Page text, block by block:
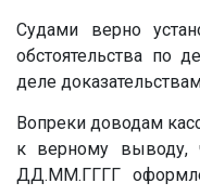
Судами верно
обстоятельства по
деле
Вопреки доводам
к верному выводу,
ДД.ММ.ГГГГ